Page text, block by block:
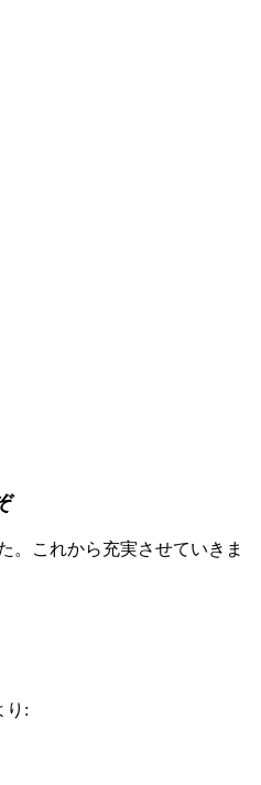
。これから充実させていきま
り: